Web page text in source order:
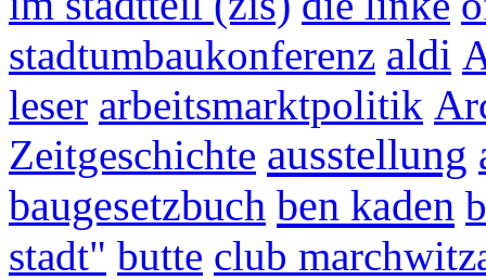
stadtumbaukonferenz aldi
leser arbeitsmarktpolitik
Zeitgeschichte ausstellung
baugesetzbuch ben kaden
stadt" butte club